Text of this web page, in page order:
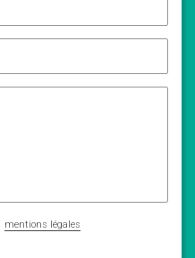
mentions légales